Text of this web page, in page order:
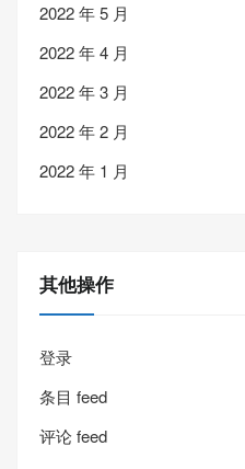
2022 年 5 月
2022 年 4 月
2022 年 3 月
2022 年 2 月
2022 年 1 月
其他操作
登录
条目 feed
评论 feed